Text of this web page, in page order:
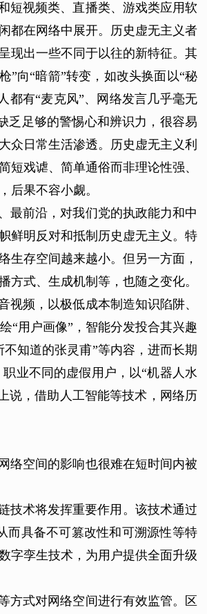
短视频类、直播类、游戏类应用软
都在网络中展开。历史虚无主义者
现出一些不同于以往的新特征。其
”向“暗箭”转变，如改头换面以“秘
都有“麦克风”、网络发言几乎毫无
乏足够的警惕心和辨识力，很容易
众日常生活渗透。历史虚无主义利
戏谑、简单通俗而非理论性强、
后果不容小觑。
最前沿，对我们党的执政能力和中
鲜明反对和抵制历史虚无主义。特
生存空间越来越小。但另一方面，
式、生成机制等，也随之变化。
频，以极低成本制造知识陷阱、
“用户画像”，智能分发投合其兴趣
知道的张灵甫”等内容，进而长期
业不同的虚假用户，以“机器人水
说，借助人工智能等技术，网络历
络空间的影响也很难在短时间内被
技术将发挥重要作用。该技术通过
而具备不可篡改性和可溯源性等特
字孪生技术，为用户提供全面升级
方式对网络空间进行有效监管。区